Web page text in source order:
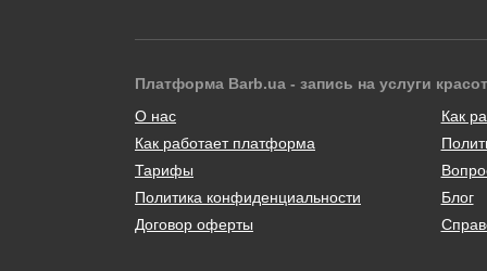
Платформа Barb.ua - запись на услуги
О нас
Как работает платформа
Тарифы
Политика конфиденциальности
Договор оферты
Как
Блог